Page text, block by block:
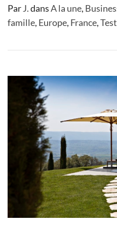
ParJ.dansA la une,
famille, Europe, France,